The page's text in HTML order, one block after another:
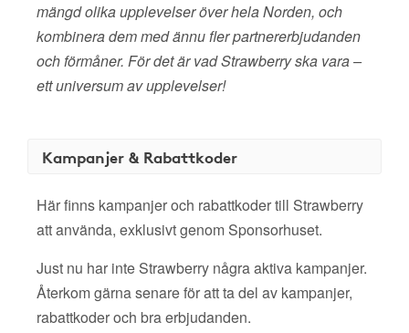
mängd olika upplevelser över hela Norden, och
kombinera dem med ännu fler partnererbjudanden
och förmåner. För det är vad Strawberry ska vara –
ett universum av upplevelser!
Kampanjer & Rabattkoder
Här finns kampanjer och rabattkoder till Strawberry
att använda, exklusivt genom Sponsorhuset.
Just nu har inte Strawberry några aktiva kampanjer.
Återkom gärna senare för att ta del av kampanjer,
rabattkoder och bra erbjudanden.